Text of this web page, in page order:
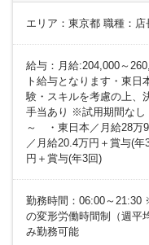
エリア：東京都 職種：
給与：月給:204,000～
ト給与となります・東
験・スキルを考慮の上、
手当あり ※試用期間な
～ ・東日本／月給28万
／月給20.4万円＋賞与(
円＋賞与(年3回)
勤務時間：06:00～
の変形労働時間制（週平
み勤務可能